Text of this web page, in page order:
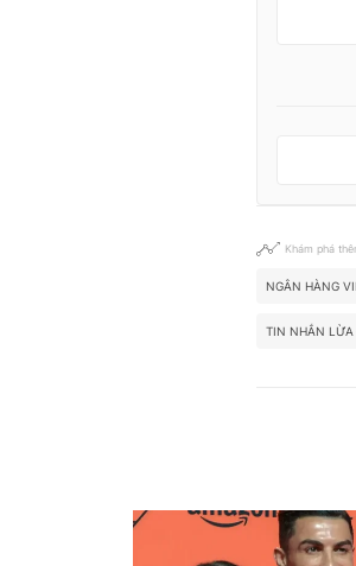
Khám phá
NGÂN HÀNG
TIN NHẮN LỪA